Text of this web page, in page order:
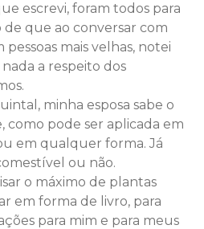
escrevi, foram todos para
de que ao conversar com
pessoas mais velhas, notei
a respeito dos
minha esposa sabe o
como pode ser aplicada em
em qualquer forma. Já
ou não.
o máximo de plantas
em forma de livro, para
para mim e para meus